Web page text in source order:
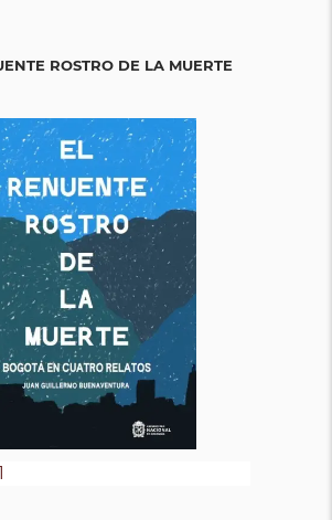
ROSTRO DE LA MUERTE